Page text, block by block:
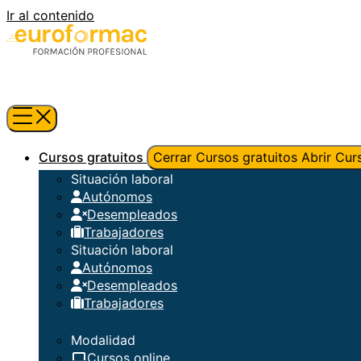
Ir al contenido
Cursos gratuitos Cerrar Cursos gratuitos Abrir
Situación laboral
Autónomos
Desempleados
Trabajadores
Situación laboral
Autónomos
Desempleados
Trabajadores
Modalidad
Cursos online